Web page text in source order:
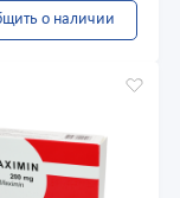
о наличии